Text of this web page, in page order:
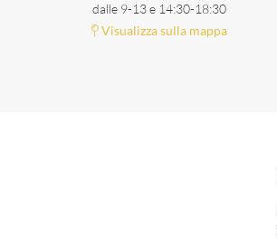
dalle 9-13 e 14:30-18:30
Visualizza sulla mappa